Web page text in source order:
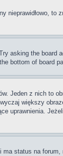
asking the
bottom of board
Jeden z nich to
większy
uprawnienia.
status na